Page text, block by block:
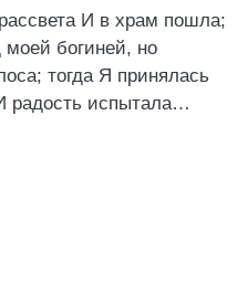
И в храм пошла;
богиней, но
тогда Я принялась
радость испытала…